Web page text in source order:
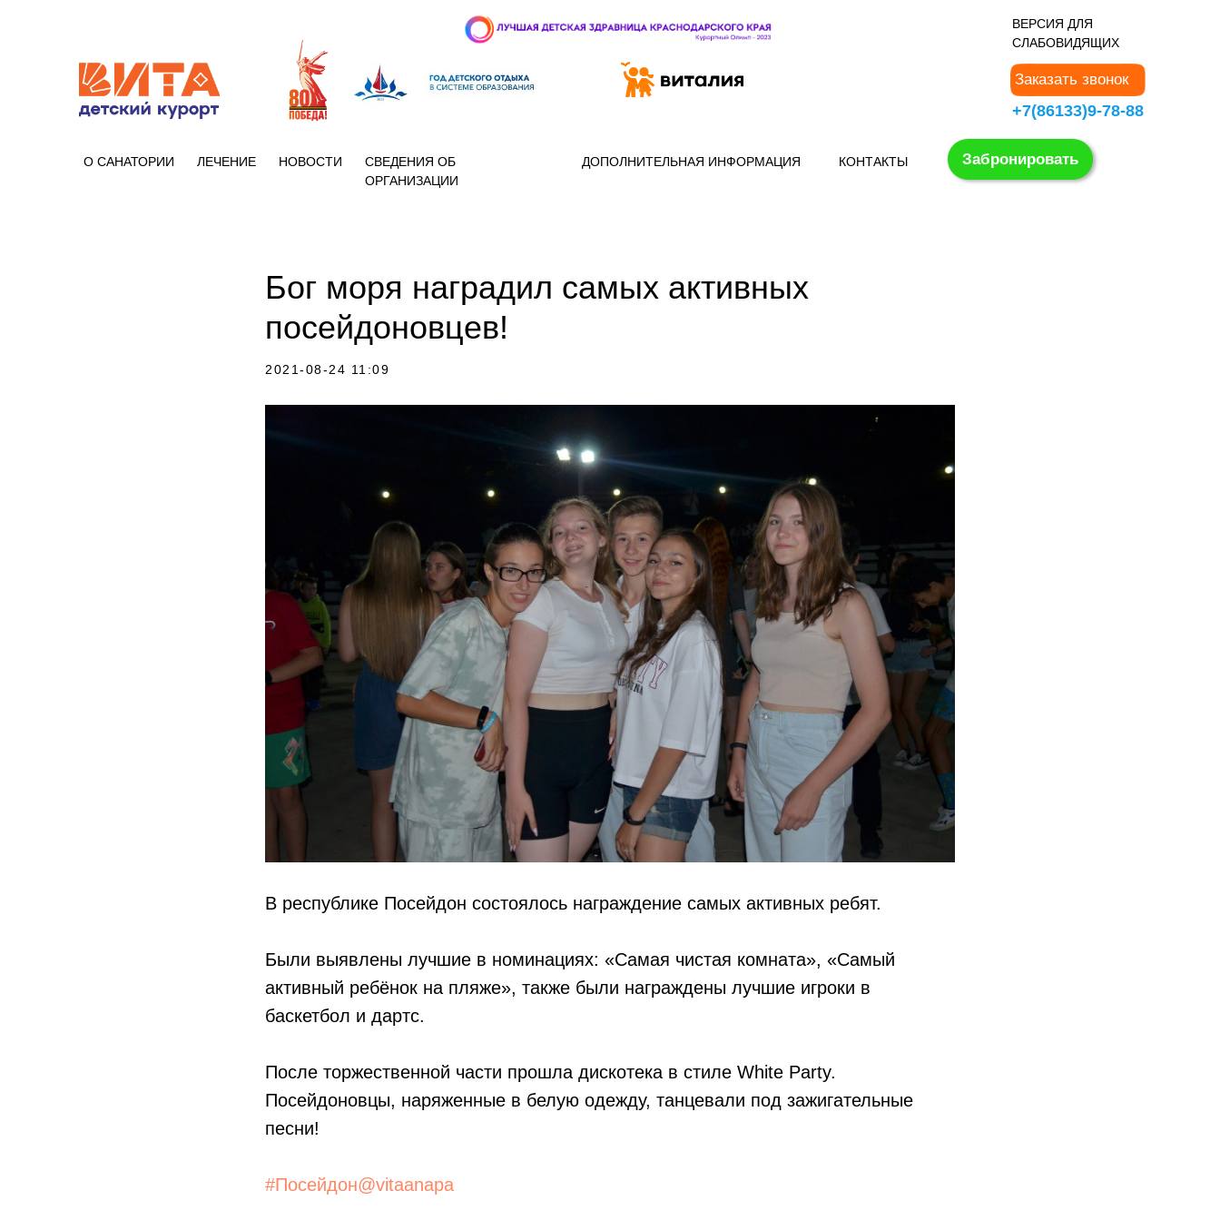
+7 (86133) 97-888 Заказать звонок
+7(86133)9-78-88
ВЕРСИЯ ДЛЯ
СЛАБОВИДЯЩИХ
О САНАТОРИИ Забронировать
КОНТАКТЫ
НОВОСТИ
СВЕДЕНИЯ ОБ
ОРГАНИЗАЦИИ
ДОПОЛНИТЕЛЬНАЯ ИНФОРМАЦИЯ
ЛЕЧЕНИЕ
Бог моря наградил самых активных
посейдоновцев!
2021-08-24 11:09
В республике Посейдон состоялось награждение самых активных ребят.
Были выявлены лучшие в номинациях: «Самая чистая комната», «Самый
активный ребёнок на пляже», также были награждены лучшие игроки в
баскетбол и дартс.
После торжественной части прошла дискотека в стиле White Party.
Посейдоновцы, наряженные в белую одежду, танцевали под зажигательные
песни!
#Посейдон@vitaanapa